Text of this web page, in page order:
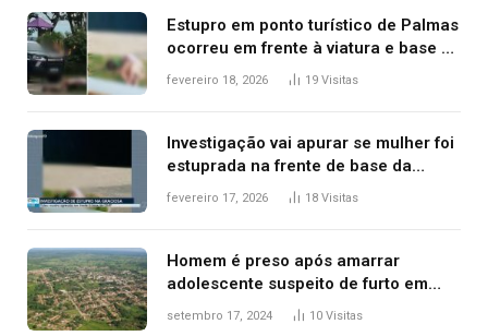
Estupro em ponto turístico de Palmas
ocorreu em frente à viatura e base de
segurança; polícia investiga
fevereiro 18, 2026 19 Visitas
Investigação vai apurar se mulher foi
estuprada na frente de base da
Guarda Metropolitana de Palmas, diz
fevereiro 17, 2026 18 Visitas
Homem é preso após amarrar
adolescente suspeito de furto em
estaca de cerca e agredi-lo
setembro 17, 2024 10 Visitas